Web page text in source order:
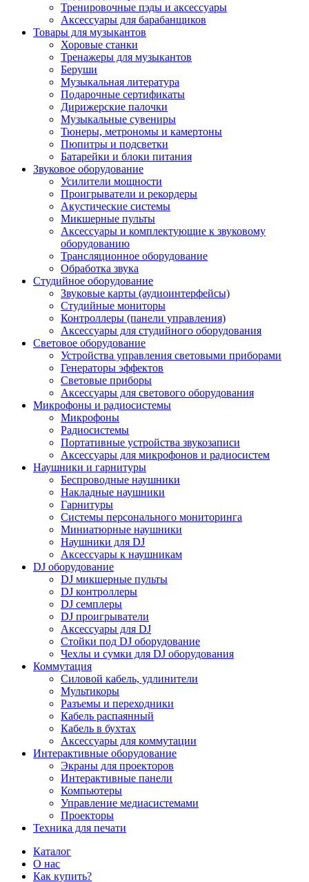
Тренировочные пэды и аксессуары
Аксессуары для барабанщиков
Товары для музыкантов
Хоровые станки
Тренажеры для музыкантов
Беруши
Музыкальная литература
Подарочные сертификаты
Дирижерские палочки
Музыкальные сувениры
Тюнеры, метрономы и камертоны
Пюпитры и подсветки
Батарейки и блоки питания
Звуковое оборудование
Усилители мощности
Проигрыватели и рекордеры
Акустические системы
Микшерные пульты
Аксессуары и комплектующие к звуковому
оборудованию
Трансляционное оборудование
Обработка звука
Студийное оборудование
Звуковые карты (аудиоинтерфейсы)
Студийные мониторы
Контроллеры (панели управления)
Аксессуары для студийного оборудования
Световое оборудование
Устройства управления световыми приборами
Генераторы эффектов
Световые приборы
Аксессуары для светового оборудования
Микрофоны и радиосистемы
Микрофоны
Радиосистемы
Портативные устройства звукозаписи
Аксессуары для микрофонов и радиосистем
Наушники и гарнитуры
Беспроводные наушники
Накладные наушники
Гарнитуры
Системы персонального мониторинга
Миниатюрные наушники
Наушники для DJ
Аксессуары к наушникам
DJ оборудование
DJ микшерные пульты
DJ контроллеры
DJ семплеры
DJ проигрыватели
Аксессуары для DJ
Стойки под DJ оборудование
Чехлы и сумки для DJ оборудования
Коммутация
Силовой кабель, удлинители
Мультикоры
Разъемы и переходники
Кабель распаянный
Кабель в бухтах
Аксессуары для коммутации
Интерактивные оборудование
Экраны для проекторов
Интерактивные панели
Компьютеры
Управление медиасистемами
Проекторы
Техника для печати
Каталог
О нас
Как купить?